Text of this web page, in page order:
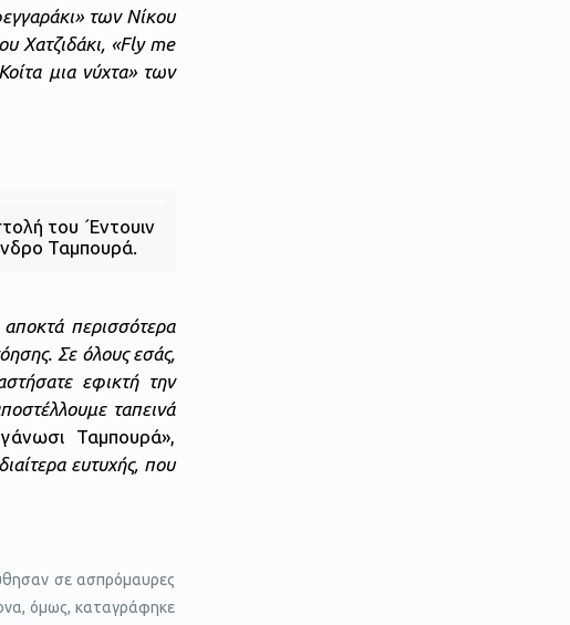
των Νίκου
Χατζιδάκι, «Fly me
μια νύχτα» των
του ´Εντουιν
Ταμπουρά.
περισσότερα
Σε όλους εσάς,
εφικτή την
ταπεινά
Ταμπουρά»,
ευτυχής, που
σε ασπρόμαυρες
όμως, καταγράφηκε